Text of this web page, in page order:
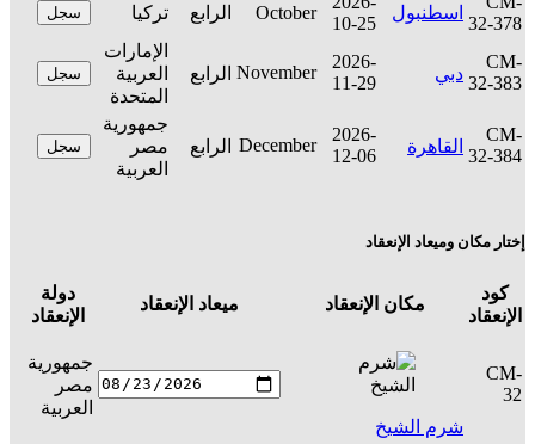
32-378
اسطنبول
10-25
October الرابع تركيا سجل
CM-
32-383 دبي
2026-
11-29
November الرابع
الإمارات
العربية
المتحدة
سجل
CM-
32-384 القاهرة
2026-
12-06
December الرابع
جمهورية
مصر
العربية
سجل
إختار مكان وميعاد الإنعقاد
كود
الإنعقاد
مكان الإنعقاد ميعاد الإنعقاد
دولة
الإنعقاد
CM-
32
شرم الشيخ
جمهورية
مصر
العربية